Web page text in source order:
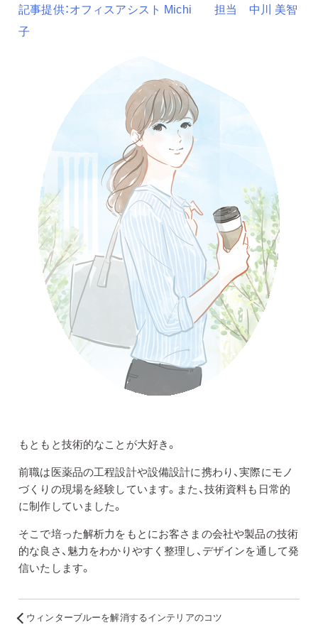
記事提供：オフィスアシスト Michi 担当 中川 美智
子
もともと技術的なことが大好き。
前職は医薬品の工程設計や設備設計に携わり、実際にモノ
づくりの現場を経験しています。また、技術資料も日常的
に制作していました。
そこで培った解析力をもとにお客さまの会社や製品の技術
的な良さ、魅力をわかりやすく整理し、デザインを通して発
信いたします。
ウィンターブルーを解消するインテリアのコツ